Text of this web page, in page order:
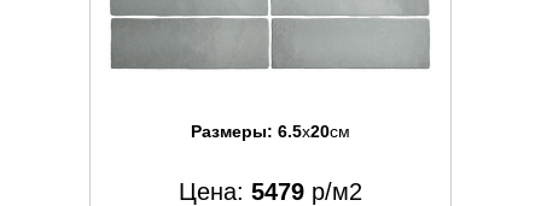
Размеры: 6.5x20см
Цена: 5479 р/м2